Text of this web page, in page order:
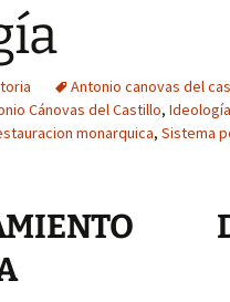
Antonio canovas del
Cánovas del Castillo,
monarquica, Sistema